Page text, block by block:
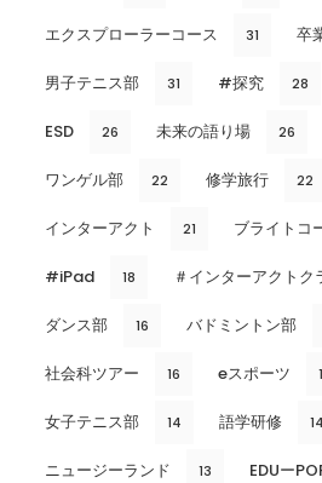
エクスプローラーコース 31 卒
男子テニス部 31 #探究 28
ESD 26 未来の語り場 26
ワンゲル部 22 修学旅行 22
インターアクト 21 ブライトコ
#iPad 18 ＃インターアクトク
ダンス部 16 バドミントン部
社会科ツアー 16 eスポーツ
女子テニス部 14 語学研修 14
ニュージーランド 13 EDUー